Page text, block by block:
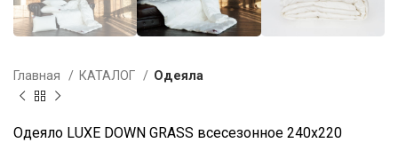
Главная КАТАЛОГ Одеяла
Одеяло LUXE DOWN GRASS всесезонное 240х220